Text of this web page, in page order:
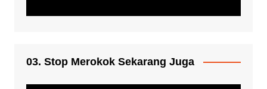
03. Stop Merokok Sekarang Juga